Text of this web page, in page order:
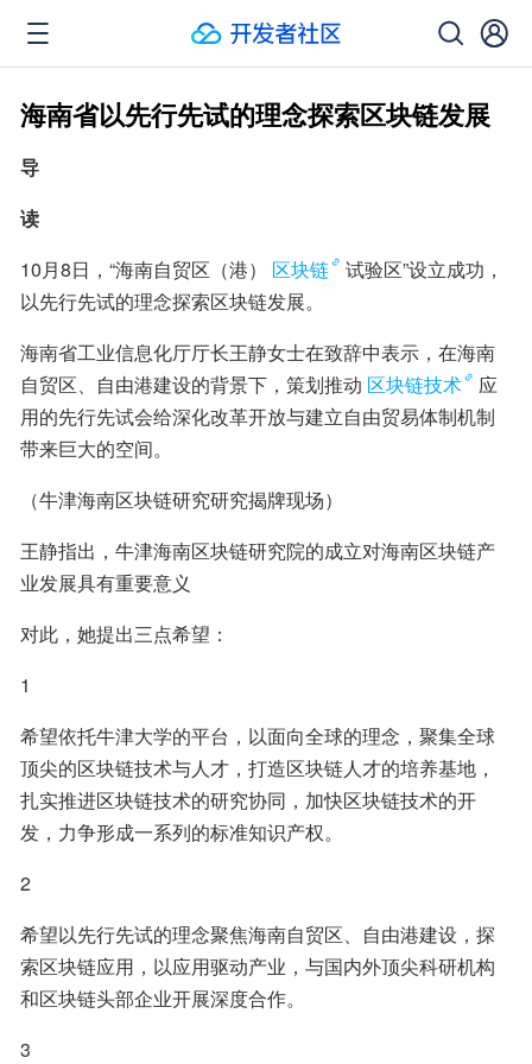
海南省以先行先试的理念探索区块链发展
导
读
10月8日，“海南自贸区（港）
区块链
试验区”设立成功，
以先行先试的理念探索区块链发展。
海南省工业信息化厅厅长王静女士在致辞中表示，在海南
自贸区、自由港建设的背景下，策划推动 区块链技术
应
用的先行先试会给深化改革开放与建立自由贸易体制机制
带来巨大的空间。
（牛津海南区块链研究研究揭牌现场）
王静指出，牛津海南区块链研究院的成立对海南区块链产
业发展具有重要意义
对此，她提出三点希望：
1
希望依托牛津大学的平台，以面向全球的理念，聚集全球
顶尖的区块链技术与人才，打造区块链人才的培养基地，
扎实推进区块链技术的研究协同，加快区块链技术的开
发，力争形成一系列的标准知识产权。
2
希望以先行先试的理念聚焦海南自贸区、自由港建设，探
索区块链应用，以应用驱动产业，与国内外顶尖科研机构
和区块链头部企业开展深度合作。
3